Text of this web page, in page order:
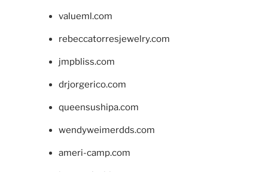
valueml.com
rebeccatorresjewelry.com
jmpbliss.com
drjorgerico.com
queensushipa.com
wendyweimerdds.com
ameri-camp.com